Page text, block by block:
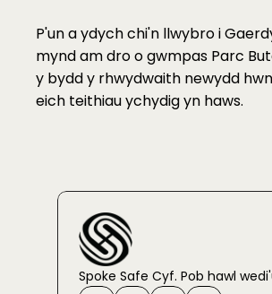
P'un a ydych chi'n llwybro i
mynd am dro o gwmpas Parc
y bydd y rhwydwaith newydd
eich teithiau ychydig yn haws.
Spoke Safe Cyf. Pob hawl